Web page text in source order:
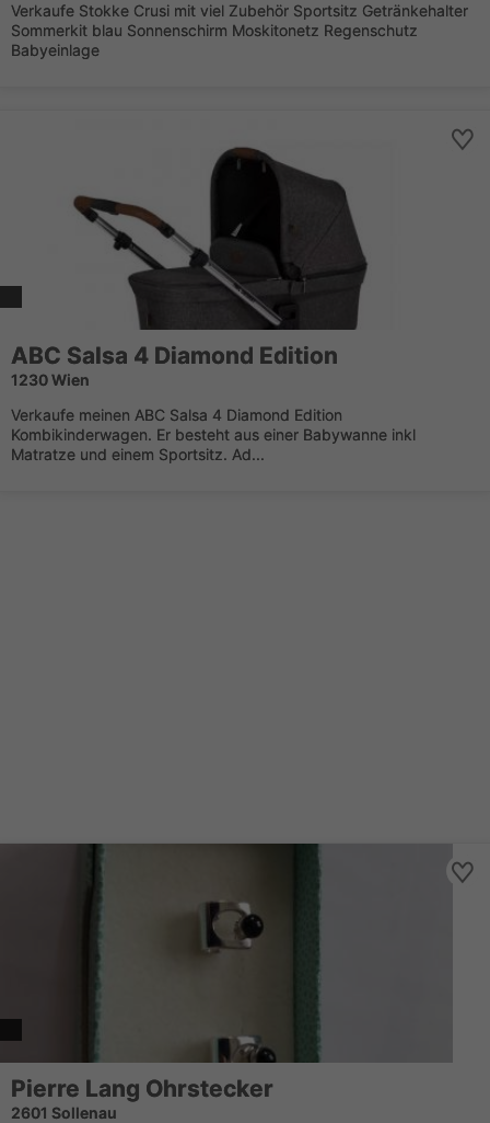
Verkaufe Stokke Crusi mit viel Zubehör Sportsitz Getränkehalter
Sommerkit blau Sonnenschirm Moskitonetz Regenschutz
Babyeinlage
ABC Salsa 4 Diamond Edition
1230 Wien
Verkaufe meinen ABC Salsa 4 Diamond Edition
Kombikinderwagen. Er besteht aus einer Babywanne inkl
Matratze und einem Sportsitz. Ad...
Pierre Lang Ohrstecker
2601 Sollenau